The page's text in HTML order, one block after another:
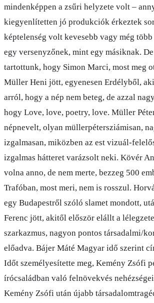
mindenképpen a zsűri helyzete volt –
kiegyenlítetten jó produkciók érkeztek
képtelenség volt kevesebb vagy még
egy versenyzőnek, mint egy másiknak.
tartottunk, hogy Simon Marci, most meg
Müller Heni jött, egyenesen Erdélyből,
arról, hogy a nép nem beteg, de azzal
hogy Love, love, poetry, love. Müller
népnevelt, olyan müllerpétersziámisan,
izgalmasan, miközben az est vizuál-
izgalmas hátteret varázsolt neki. Kövér
volna anno, de nem merte, bezzeg 500
Trafóban, most meri, nem is rosszul.
egy Budapestről szóló slamet mondott,
Ferenc jött, akitől először elállt a
szarkazmus, nagyon pontos társadalmi/
előadva. Bájer Máté Magyar idő szerint
Időt személyesítette meg, Kemény Zsófi
írócsaládban való felnövekvés
Kemény Zsófi után újabb